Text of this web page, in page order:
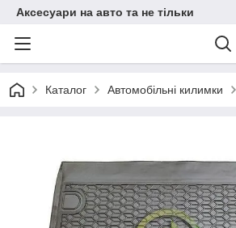
Аксесуари на авто та не тільки
Каталог Автомобільні килимки